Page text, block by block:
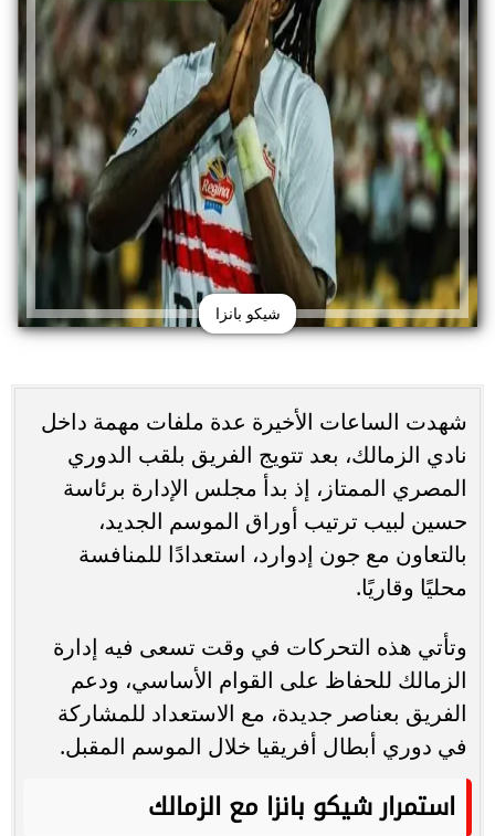
شيكو بانزا
شهدت الساعات الأخيرة عدة ملفات مهمة داخل
نادي الزمالك، بعد تتويج الفريق بلقب الدوري
المصري الممتاز، إذ بدأ مجلس الإدارة برئاسة
حسين لبيب ترتيب أوراق الموسم الجديد،
بالتعاون مع جون إدوارد، استعدادًا للمنافسة
محليًا وقاريًا.
وتأتي هذه التحركات في وقت تسعى فيه إدارة
الزمالك للحفاظ على القوام الأساسي، ودعم
الفريق بعناصر جديدة، مع الاستعداد للمشاركة
في دوري أبطال أفريقيا خلال الموسم المقبل.
استمرار شيكو بانزا مع الزمالك